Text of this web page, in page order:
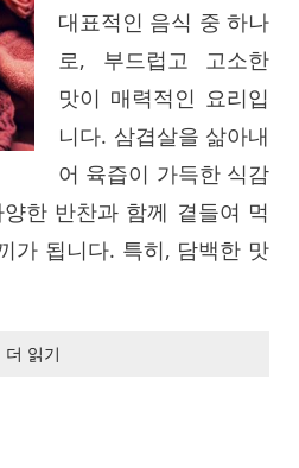
대표적인 음식 중 하나
로, 부드럽고 고소한
맛이 매력적인 요리입
니다. 삼겹살을 삶아내
어 육즙이 가득한 식감
한 반찬과 함께 곁들여 먹
가 됩니다. 특히, 담백한 맛
더 읽기